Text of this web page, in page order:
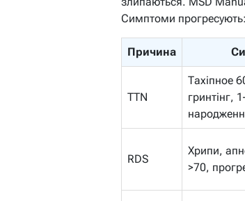
Симптоми
Причина
TTN
Тахіпное
гринтінг,
RDS
Хрипи,
>70,